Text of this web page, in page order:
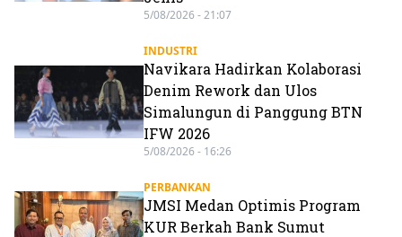
5/08/2026 - 21:07
INDUSTRI
Navikara Hadirkan Kolaborasi
Denim Rework dan Ulos
Simalungun di Panggung BTN
IFW 2026
5/08/2026 - 16:26
PERBANKAN
JMSI Medan Optimis Program
KUR Berkah Bank Sumut